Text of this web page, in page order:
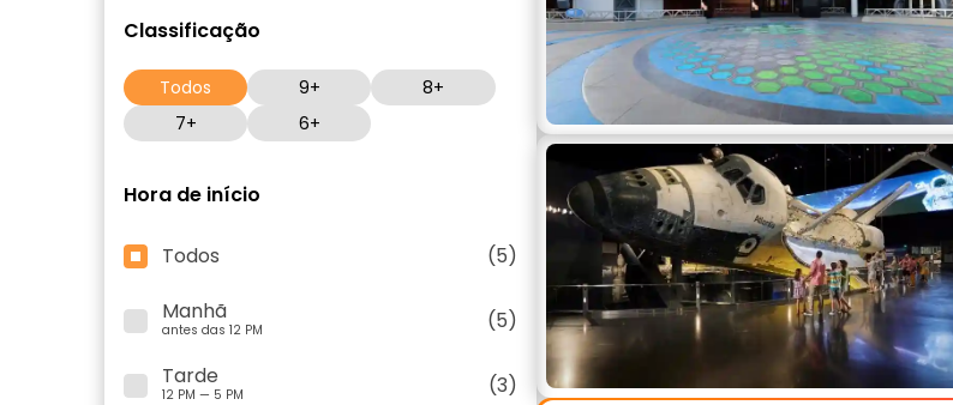
Classificação
Todos 9+
8+
7+
6+
Hora de início
Todos
(5)
Manhã
antes das 12 PM
(5)
Tarde
12 PM — 5 PM
(3)